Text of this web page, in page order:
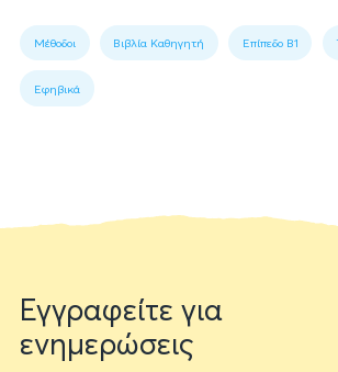
l’élève
1:
Book
data
Μέθοδοι Βιβλία Καθηγητή Επίπεδο B1
Εφηβικά
Newsletter
form
Εγγραφείτε για
ενημερώσεις